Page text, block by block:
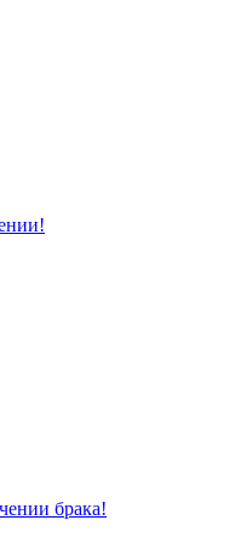
брака!